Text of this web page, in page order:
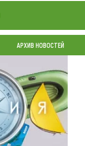
АРХИВ НОВОСТЕЙ